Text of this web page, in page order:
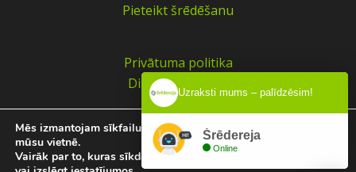
Pieteikt šrēdēšanu
Privātuma politika
Distances līgums
2026Šrēdereja
Mēs izmantojam sīkfailus, lai sniegtu jums vislabāko pieredzi
mūsu vietnē.
Vairāk par to, kuras sīkdatnes mēs izmantojam, varat uzzināt
Uzraksti mums – palīdzēsim!
Šrēdereja
Online